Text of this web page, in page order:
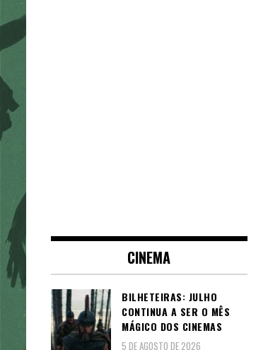
CINEMA
BILHETEIRAS: JULHO
CONTINUA A SER O MÊS
MÁGICO DOS CINEMAS
5 DE AGOSTO DE 2026